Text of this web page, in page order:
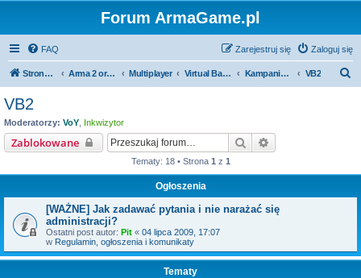
Forum ArmaGame.pl
FAQ Zaloguj się
Zarejestruj się
Strona główna Arma 2 oraz Arma2 Operation Arrowhead Multiplayer Virtual Battle Kampanie VB VB2
VB2
Moderatorzy: VoY Inkwizytor
Zablokowane Szukaj
Tematy: 18 • Strona 1 z 1
Ogłoszenia
[WAŻNE] Jak zadawać pytania i nie narażać się
administracji?
Ostatni post autor: Pit « 04 lipca 2009, 17:07
w Regulamin, ogłoszenia i komunikaty
Tematy